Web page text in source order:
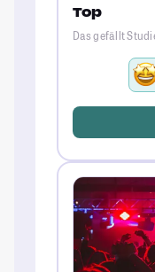
Top
Das gefällt